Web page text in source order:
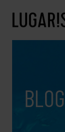
BLOG